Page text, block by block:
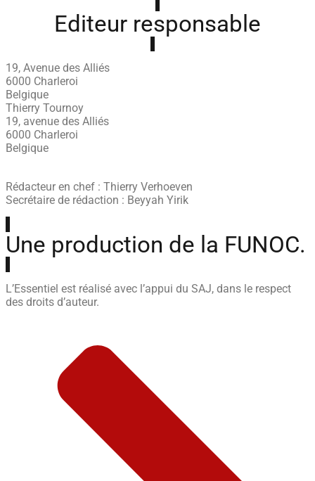
Editeur responsable
19, Avenue des Alliés
6000 Charleroi
Belgique
Thierry Tournoy
19, avenue des Alliés
6000 Charleroi
Belgique
Rédacteur en chef : Thierry Verhoeven
Secrétaire de rédaction : Beyyah Yirik
Une production de la FUNOC.
L’Essentiel est réalisé avec l’appui du SAJ, dans le respect
des droits d’auteur.